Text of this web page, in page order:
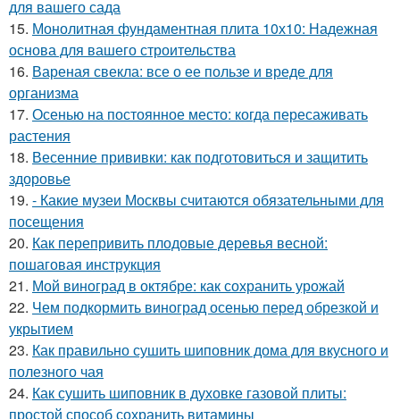
для вашего сада
15. Монолитная фундаментная плита 10х10: Надежная
основа для вашего строительства
16. Вареная свекла: все о ее пользе и вреде для
организма
17. Осенью на постоянное место: когда пересаживать
растения
18. Весенние прививки: как подготовиться и защитить
здоровье
19. - Какие музеи Москвы считаются обязательными для
посещения
20. Как перепривить плодовые деревья весной:
пошаговая инструкция
21. Мой виноград в октябре: как сохранить урожай
22. Чем подкормить виноград осенью перед обрезкой и
укрытием
23. Как правильно сушить шиповник дома для вкусного и
полезного чая
24. Как сушить шиповник в духовке газовой плиты:
простой способ сохранить витамины